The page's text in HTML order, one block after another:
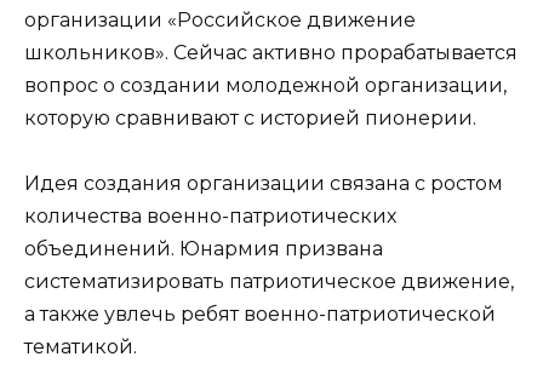
организации «Российское движение
школьников». Сейчас активно прорабатывается
вопрос о создании молодежной организации,
которую сравнивают с историей пионерии.
Идея создания организации связана с ростом
количества военно-патриотических
объединений. Юнармия призвана
систематизировать патриотическое движение,
а также увлечь ребят военно-патриотической
тематикой.